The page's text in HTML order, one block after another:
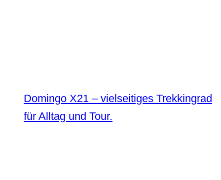
Domingo X21 – vielseitiges Trekkingrad
für Alltag und Tour.